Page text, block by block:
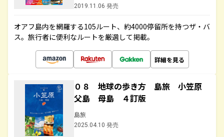
2019.11.06 発売
オアフ島内を網羅する105ルート、約4000停留所を持つザ・バ
ス。旅行者に便利なルートを厳選して掲載。
詳細を見る
０８ 地球の歩き方 島旅 小笠原
父島 母島 ４訂版
島旅
2025.04.10 発売